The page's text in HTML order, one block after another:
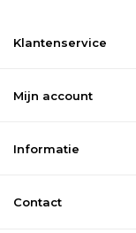
Klantenservice
Mijn account
Informatie
Contact